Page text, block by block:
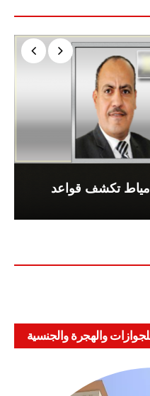
تكشف قواعد
والهجرة والجنسية